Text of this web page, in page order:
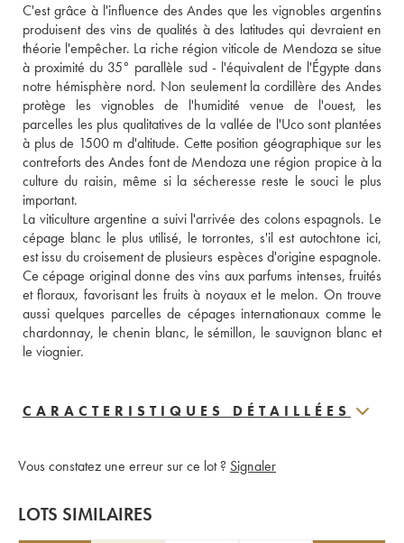
C'est grâce à l'influence des Andes que les vignobles argentins
produisent des vins de qualités à des latitudes qui devraient en
théorie l'empêcher. La riche région viticole de Mendoza se situe
à proximité du 35° parallèle sud - l'équivalent de l'Égypte dans
notre hémisphère nord. Non seulement la cordillère des Andes
protège les vignobles de l'humidité venue de l'ouest, les
parcelles les plus qualitatives de la vallée de l'Uco sont plantées
à plus de 1500 m d'altitude. Cette position géographique sur les
contreforts des Andes font de Mendoza une région propice à la
culture du raisin, même si la sécheresse reste le souci le plus
important.
La viticulture argentine a suivi l'arrivée des colons espagnols. Le
cépage blanc le plus utilisé, le torrontes, s'il est autochtone ici,
est issu du croisement de plusieurs espèces d'origine espagnole.
Ce cépage original donne des vins aux parfums intenses, fruités
et floraux, favorisant les fruits à noyaux et le melon. On trouve
aussi quelques parcelles de cépages internationaux comme le
chardonnay, le chenin blanc, le sémillon, le sauvignon blanc et
CARACTERISTIQUES DÉTAILLÉES
Vous constatez une erreur sur ce lot ? Signaler
LOTS SIMILAIRES